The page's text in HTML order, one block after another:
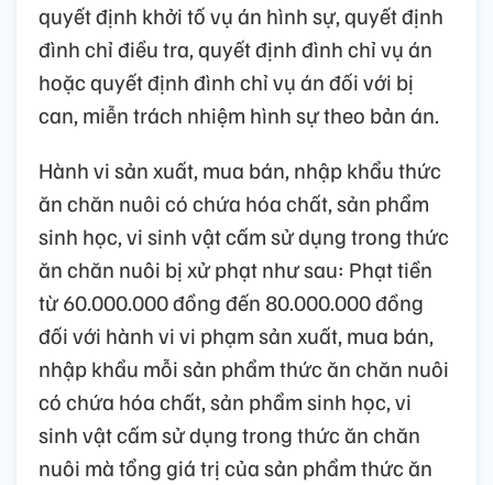
quyết định khởi tố vụ án hình sự, quyết định
đình chỉ điều tra, quyết định đình chỉ vụ án
hoặc quyết định đình chỉ vụ án đối với bị
can, miễn trách nhiệm hình sự theo bản án.
Hành vi sản xuất, mua bán, nhập khẩu thức
ăn chăn nuôi có chứa hóa chất, sản phẩm
sinh học, vi sinh vật cấm sử dụng trong thức
ăn chăn nuôi bị xử phạt như sau: Phạt tiền
từ 60.000.000 đồng đến 80.000.000 đồng
đối với hành vi vi phạm sản xuất, mua bán,
nhập khẩu mỗi sản phẩm thức ăn chăn nuôi
có chứa hóa chất, sản phẩm sinh học, vi
sinh vật cấm sử dụng trong thức ăn chăn
nuôi mà tổng giá trị của sản phẩm thức ăn